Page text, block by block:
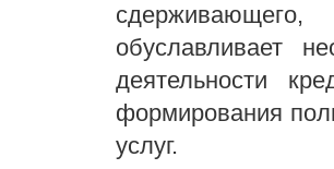
обуславливает
деятельности
формирования
услуг.